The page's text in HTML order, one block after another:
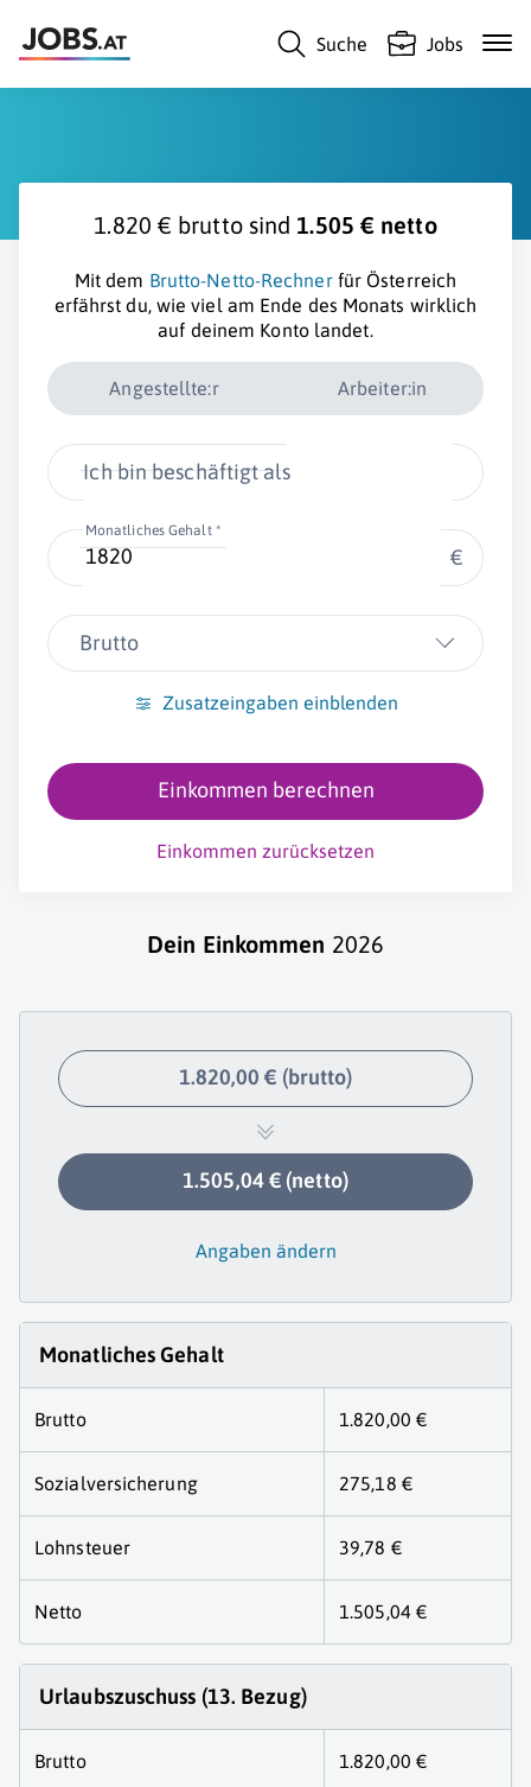
Suche Jobs
1.820 € brutto sind 1.505 € netto
Mit dem Brutto-Netto-Rechnerfür Österreich
erfährst du, wie viel am Ende des Monats wirklich
auf deinem Konto landet.
Angestellte:r Arbeiter:in
Ich bin beschäftigt als
Monatliches Gehalt *
€
Brutto
Zusatzeingaben einblenden
Einkommen berechnen
Einkommen zurücksetzen
Dein Einkommen 2026
1.820,00 € (brutto)
1.505,04 € (netto)
Angaben ändern
Monatliches Gehalt
Brutto 1.820,00 €
Sozialversicherung 275,18 €
Lohnsteuer 39,78 €
Netto 1.505,04 €
Urlaubszuschuss (13. Bezug)
Brutto 1.820,00 €